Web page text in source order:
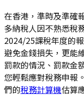
在香港，準時及準確
多納稅人因不熟悉稅
2024/25課稅年度的
避免金錢損失，更能
罰款的情況、罰款金
您輕鬆應對稅務申報
們的稅務計算機估算